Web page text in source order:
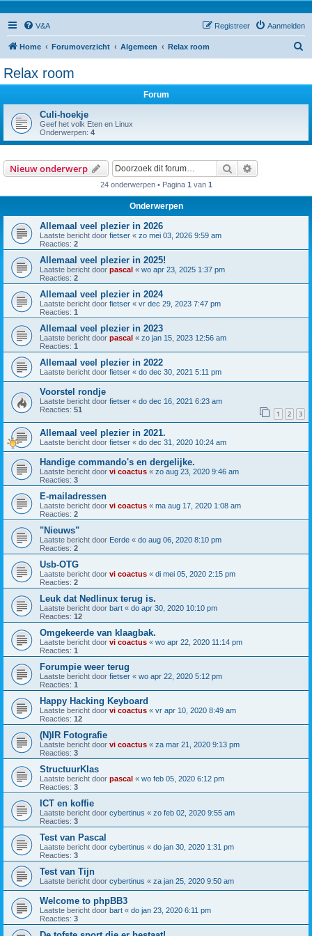
V&A Aanmelden
Registreer
Home Forumoverzicht Algemeen Relax room
Relax room
Forum
Culi-hoekje
Geef het volk Eten en Linux
Onderwerpen: 4
Nieuw onderwerp Zoek
24 onderwerpen • Pagina 1 van 1
Onderwerpen
Allemaal veel plezier in 2026
Laatste bericht door fietser « zo mei 03, 2026 9:59 am
Reacties: 2
Allemaal veel plezier in 2025!
Laatste bericht door pascal « wo apr 23, 2025 1:37 pm
Reacties: 2
Allemaal veel plezier in 2024
Laatste bericht door fietser « vr dec 29, 2023 7:47 pm
Reacties: 1
Allemaal veel plezier in 2023
Laatste bericht door pascal « zo jan 15, 2023 12:56 am
Reacties: 1
Allemaal veel plezier in 2022
Laatste bericht door fietser « do dec 30, 2021 5:11 pm
Voorstel rondje
Laatste bericht door fietser « do dec 16, 2021 6:23 am
Reacties: 51 1 2 3
Allemaal veel plezier in 2021.
Laatste bericht door fietser « do dec 31, 2020 10:24 am
Handige commando's en dergelijke.
Laatste bericht door vi coactus « zo aug 23, 2020 9:46 am
Reacties: 3
E-mailadressen
Laatste bericht door vi coactus « ma aug 17, 2020 1:08 am
Reacties: 2
"Nieuws"
Laatste bericht door Eerde « do aug 06, 2020 8:10 pm
Reacties: 2
Usb-OTG
Laatste bericht door vi coactus « di mei 05, 2020 2:15 pm
Reacties: 2
Leuk dat Nedlinux terug is.
Laatste bericht door bart « do apr 30, 2020 10:10 pm
Reacties: 12
Omgekeerde van klaagbak.
Laatste bericht door vi coactus « wo apr 22, 2020 11:14 pm
Reacties: 1
Forumpie weer terug
Laatste bericht door fietser « wo apr 22, 2020 5:12 pm
Reacties: 1
Happy Hacking Keyboard
Laatste bericht door vi coactus « vr apr 10, 2020 8:49 am
Reacties: 12
(N)IR Fotografie
Laatste bericht door vi coactus « za mar 21, 2020 9:13 pm
Reacties: 3
StructuurKlas
Laatste bericht door pascal « wo feb 05, 2020 6:12 pm
Reacties: 3
ICT en koffie
Laatste bericht door cybertinus « zo feb 02, 2020 9:55 am
Reacties: 3
Test van Pascal
Laatste bericht door cybertinus « do jan 30, 2020 1:31 pm
Reacties: 3
Test van Tijn
Laatste bericht door cybertinus « za jan 25, 2020 9:50 am
Welcome to phpBB3
Laatste bericht door bart « do jan 23, 2020 6:11 pm
Reacties: 3